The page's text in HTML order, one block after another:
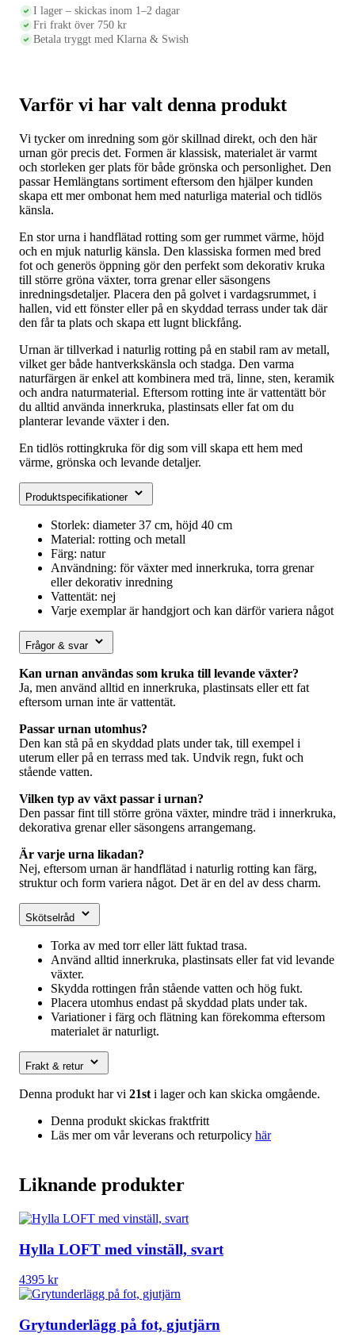
40
cm
mängd
I lager – skickas inom 1–2 dagar
Fri frakt över 750 kr
Betala tryggt med Klarna & Swish
Varför vi har valt denna produkt
Vi tycker om inredning som gör skillnad direkt, och den här
urnan gör precis det. Formen är klassisk, materialet är varmt
och storleken ger plats för både grönska och personlighet. Den
passar Hemlängtans sortiment eftersom den hjälper kunden
skapa ett mer ombonat hem med naturliga material och tidlös
känsla.
En stor urna i handflätad rotting som ger rummet värme, höjd
och en mjuk naturlig känsla. Den klassiska formen med bred
fot och generös öppning gör den perfekt som dekorativ kruka
till större gröna växter, torra grenar eller säsongens
inredningsdetaljer. Placera den på golvet i vardagsrummet, i
hallen, vid ett fönster eller på en skyddad terrass under tak där
den får ta plats och skapa ett lugnt blickfång.
Urnan är tillverkad i naturlig rotting på en stabil ram av metall,
vilket ger både hantverkskänsla och stadga. Den varma
naturfärgen är enkel att kombinera med trä, linne, sten, keramik
och andra naturmaterial. Eftersom rotting inte är vattentätt bör
du alltid använda innerkruka, plastinsats eller fat om du
planterar levande växter i den.
En tidlös rottingkruka för dig som vill skapa ett hem med
värme, grönska och levande detaljer.
Produktspecifikationer
Storlek: diameter 37 cm, höjd 40 cm
Material: rotting och metall
Färg: natur
Användning: för växter med innerkruka, torra grenar
eller dekorativ inredning
Vattentät: nej
Varje exemplar är handgjort och kan därför variera något
Frågor & svar
Kan urnan användas som kruka till levande växter?
Ja, men använd alltid en innerkruka, plastinsats eller ett fat
eftersom urnan inte är vattentät.
Passar urnan utomhus?
Den kan stå på en skyddad plats under tak, till exempel i
uterum eller på en terrass med tak. Undvik regn, fukt och
stående vatten.
Vilken typ av växt passar i urnan?
Den passar fint till större gröna växter, mindre träd i innerkruka,
dekorativa grenar eller säsongens arrangemang.
Är varje urna likadan?
Nej, eftersom urnan är handflätad i naturlig rotting kan färg,
struktur och form variera något. Det är en del av dess charm.
Skötselråd
Torka av med torr eller lätt fuktad trasa.
Använd alltid innerkruka, plastinsats eller fat vid levande
växter.
Skydda rottingen från stående vatten och hög fukt.
Placera utomhus endast på skyddad plats under tak.
Variationer i färg och flätning kan förekomma eftersom
materialet är naturligt.
Frakt & retur
Denna produkt har vi 21st i lager och kan skicka omgående.
Denna produkt skickas fraktfritt
Läs mer om vår leverans och returpolicy här
Liknande produkter
Hylla LOFT med vinställ, svart
4395 kr
Grytunderlägg på fot, gjutjärn